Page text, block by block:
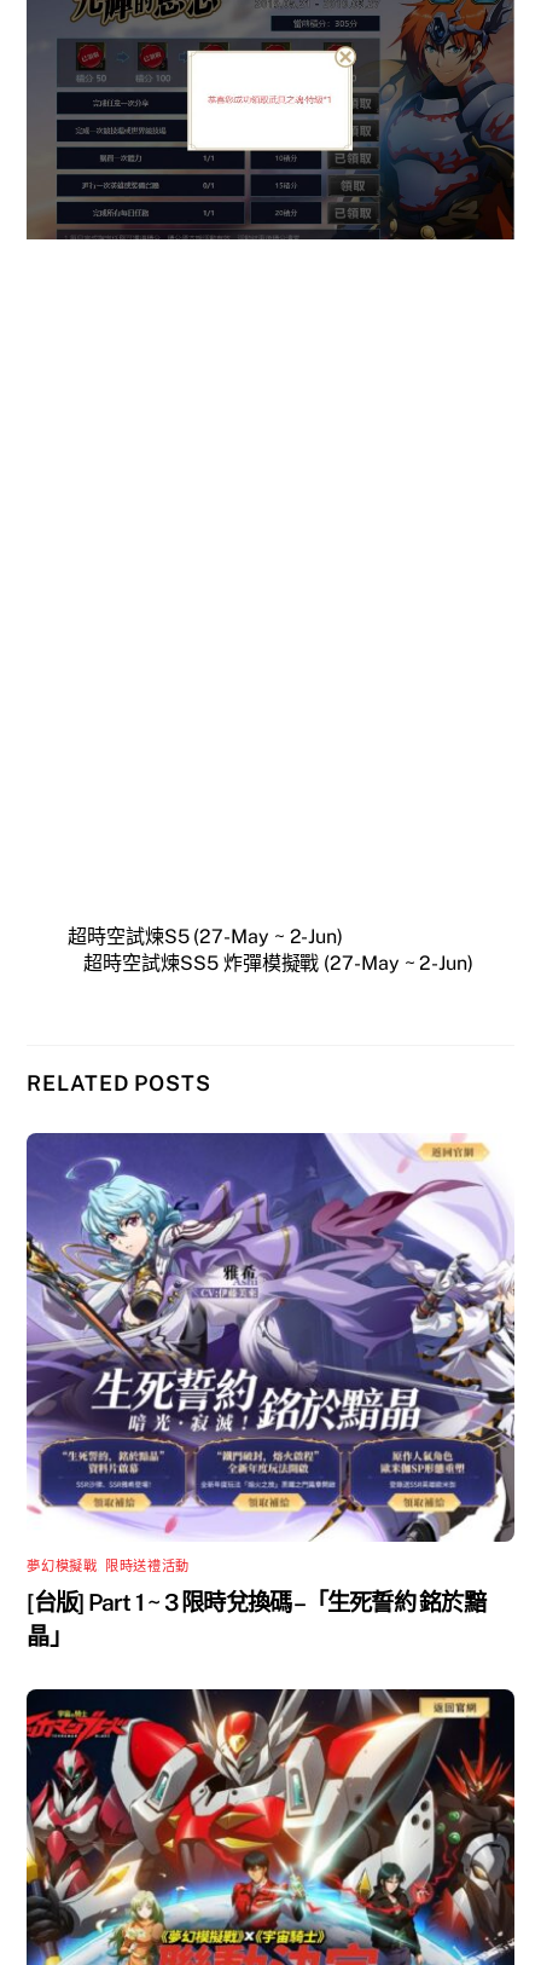
超時空試煉S5 (27-May ~ 2-Jun)
超時空試煉SS5 炸彈模擬戰 (27-May ~ 2-Jun)
RELATED POSTS
夢幻模擬戰 限時送禮活動
[台版] Part 1 ~ 3 限時兌換碼 –「生死誓約 銘於黯
晶」